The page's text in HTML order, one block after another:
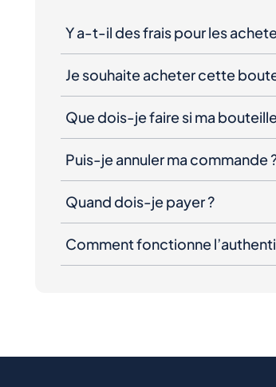
Y a-t-il des frais pour les
Je souhaite acheter cette
Que dois-je faire si ma
Puis-je annuler ma commande
Quand dois-je payer ?
Comment fonctionne